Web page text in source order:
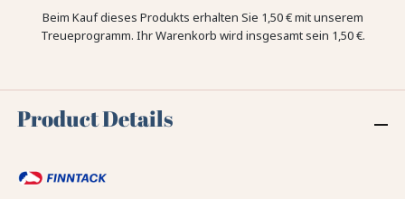
Beim Kauf dieses Produkts erhalten Sie 1,50 €mit unserem
Treueprogramm. Ihr Warenkorb wird insgesamt sein 1,50 €.
Product Details